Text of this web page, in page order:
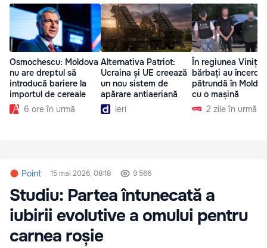
Osmochescu: Moldova
nu are dreptul să
introducă bariere la
importul de cereale
6 ore în urmă
Alternativa Patriot:
Ucraina și UE creează
un nou sistem de
apărare antiaeriană
ieri
În regiunea Vinița,
bărbați au
pătrundă în
cu o mașină
2 zile în urmă
Point 15 mai 2026, 08:18 9 566
Studiu: Partea întunecată a
iubirii evolutive a omului pentru
carnea roșie